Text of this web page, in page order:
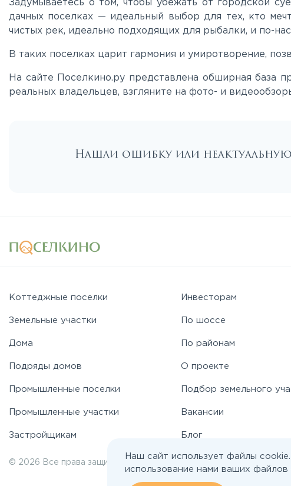
Задумываетесь о том, чтобы убежать от городской
дачных поселках — идеальный выбор для тех, кто
чистых рек, идеально подходящих для рыбалки, и по-
В таких поселках царит гармония и умиротворение,
На сайте Поселкино.ру представлена обширная база
реальных владельцев, взгляните на фото- и
Нашли ошибку или
Коттеджные поселки
Земельные участки
Дома
Подряды домов
Промышленные поселки
Промышленные участки
Застройщикам
Инвесторам
По шоссе
По районам
О проекте
Подбор земельного
Вакансии
Блог
© 2026 Все права защищены | poselkino.ru
Наш сайт использует файлы
использование нами ваших файлов